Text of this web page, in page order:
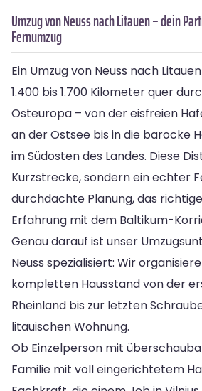
Umzug von Neuss nach Litauen – dein
Fernumzug
Ein Umzug von Neuss nach
1.400 bis 1.700 Kilometer quer
Osteuropa – von der eisfreien
an der Ostsee bis in die barocke
im Südosten des Landes. Diese
Kurzstrecke, sondern ein echter
durchdachte Planung, das
Erfahrung mit dem Baltikum-
Genau darauf ist unser
Neuss spezialisiert: Wir
kompletten Hausstand von der
Rheinland bis zur letzten
litauischen Wohnung.
Ob Einzelperson mit
Familie mit voll eingerichtetem